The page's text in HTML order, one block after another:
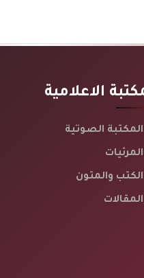
الاعلامية
المكتبة الصوتية
المرئيات
الكتب والمتون
المقالات